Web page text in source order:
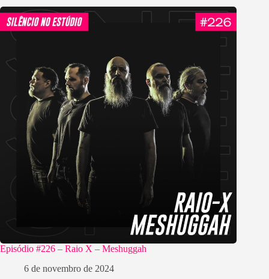
Episódio #226 – Raio X – Meshuggah
6 de novembro de 2024